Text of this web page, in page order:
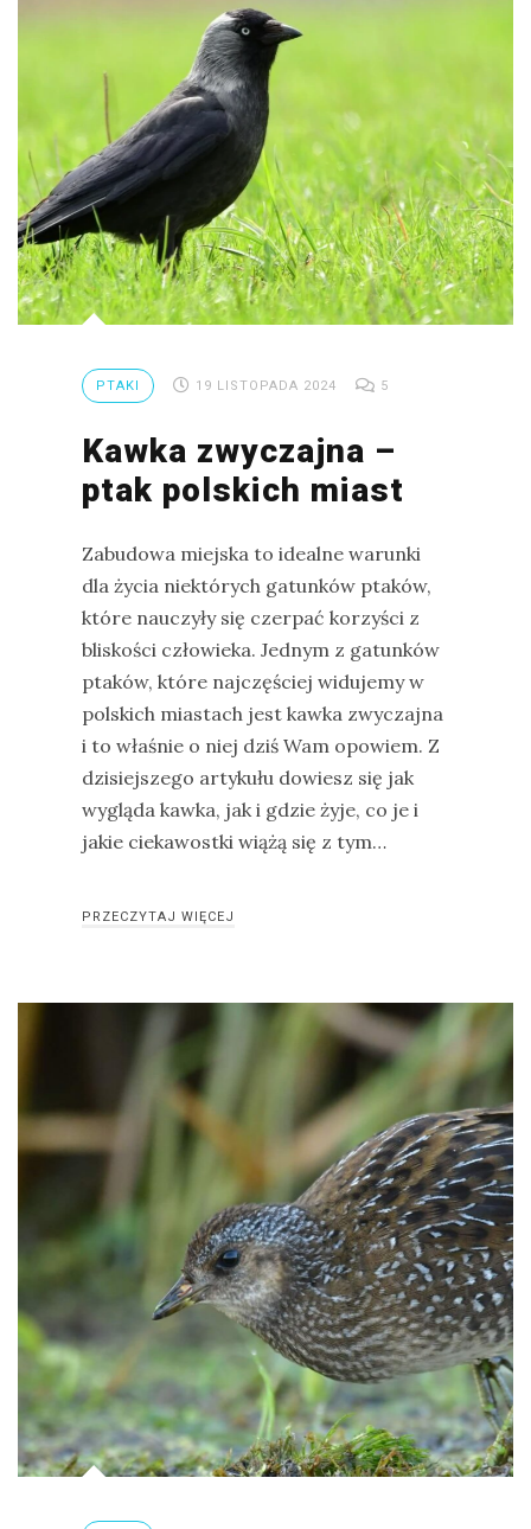
PTAKI 19 LISTOPADA 2024 5
Kawka zwyczajna –
ptak polskich miast
Zabudowa miejska to idealne warunki
dla życia niektórych gatunków ptaków,
które nauczyły się czerpać korzyści z
bliskości człowieka. Jednym z gatunków
ptaków, które najczęściej widujemy w
polskich miastach jest kawka zwyczajna
i to właśnie o niej dziś Wam opowiem. Z
dzisiejszego artykułu dowiesz się jak
wygląda kawka, jak i gdzie żyje, co je i
jakie ciekawostki wiążą się z tym…
PRZECZYTAJ WIĘCEJ